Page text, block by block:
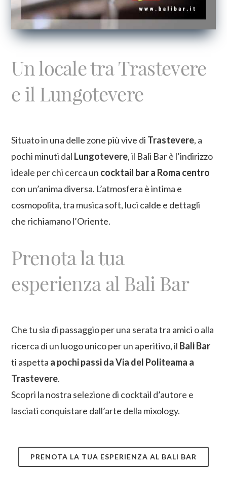
Un locale tra Trastevere
e il Lungotevere
Situato in una delle zone più vive di Trastevere, a
pochi minuti dal Lungotevere, il Bali Bar è l’indirizzo
ideale per chi cerca un cocktail bar a Roma centro
con un’anima diversa. L’atmosfera è intima e
cosmopolita, tra musica soft, luci calde e dettagli
che richiamano l’Oriente.
Prenota la tua
esperienza al Bali Bar
Che tu sia di passaggio per una serata tra amici o alla
ricerca di un luogo unico per un aperitivo, il Bali Bar
ti aspetta a pochi passi da Via del Politeama a
Trastevere.
Scopri la nostra selezione di cocktail d’autore e
lasciati conquistare dall’arte della mixology.
PRENOTA LA TUA ESPERIENZA AL BALI BAR